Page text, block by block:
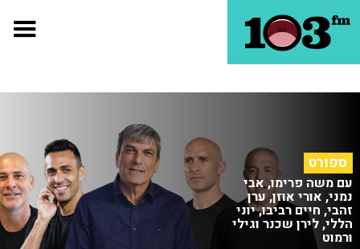
ספורט
עם משה פרימו, אבי
נמני, אורי אוזן, ערן
זהבי, חיים רביבו, יוני
הללי, לירן שכנר וגילי
ורמוט